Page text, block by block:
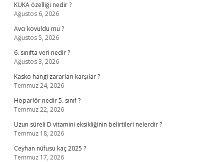
KUKA özelliği nedir ?
Ağustos 6, 2026
Avcı kovuldu mu ?
Ağustos 5, 2026
6. sınıfta veri nedir ?
Ağustos 3, 2026
Kasko hangi zararları karşılar ?
Temmuz 24, 2026
Hoparlör nedir 5. sınıf ?
Temmuz 22, 2026
Uzun süreli D vitamini eksikliğinin belirtileri nelerdir ?
Temmuz 18, 2026
Ceyhan nüfusu kaç 2025 ?
Temmuz 17, 2026